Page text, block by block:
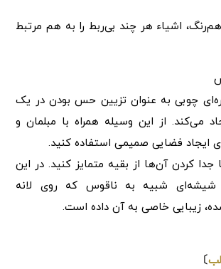
اشیاء هر چند بی‌ربط را به هم مرتبط
چوبی به عنوان تزیین حس بودن در یک
می‌کند. از این وسیله همراه با مبلمان و
ایجاد فضایی صمیمی استفاده کنید.
کردن آن‌ها از بقیه متمایز کنید. در این
شیشه‌ای شبیه به ناقوس که روی لانه
زیبایی خاصی به آن داده است.
〕